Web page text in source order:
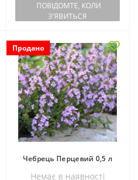
ПОВІДОМТЕ, КОЛИ
З'ЯВИТЬСЯ
Продано
Чебрець Перцевий 0,5 л
Немає в наявностi